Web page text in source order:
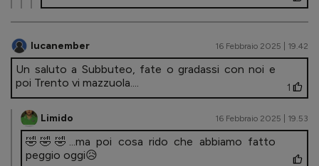
lucanember 16 Febbraio 2025 | 19.42
Un saluto a Subbuteo, fate o gradassi con noi e
poi Trento vi mazzuola....
1
Limido 16 Febbraio 2025 | 19.53
🤣🤣🤣...ma poi cosa rido che abbiamo fatto
peggio oggi😥